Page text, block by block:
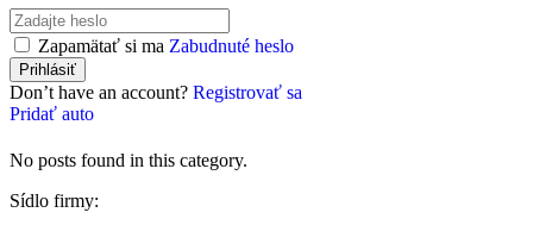
Zapamätať si ma Zabudnuté heslo
Don’t have an account? Registrovať sa
Pridať auto
No posts found in this category.
Sídlo firmy: